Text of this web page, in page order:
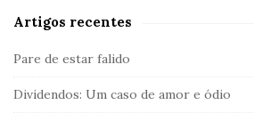
Artigos recentes
Pare de estar falido
Dividendos: Um caso de amor e ódio